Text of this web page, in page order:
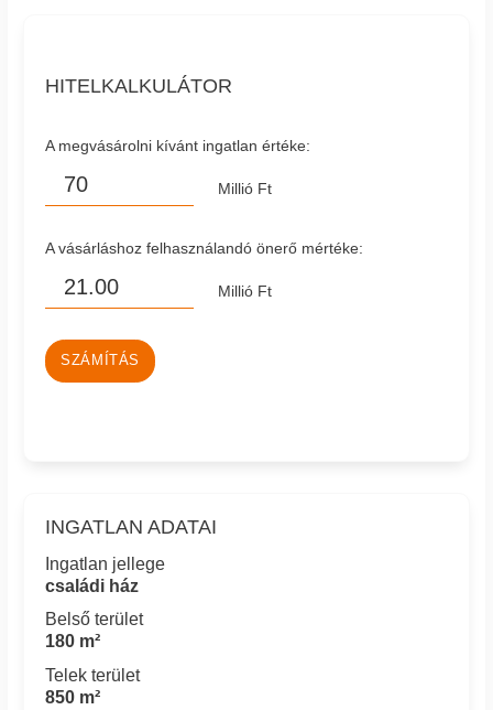
HITELKALKULÁTOR
A megvásárolni kívánt ingatlan értéke:
Millió Ft
A vásárláshoz felhasználandó önerő mértéke:
Millió Ft
SZÁMÍTÁS
INGATLAN ADATAI
Ingatlan jellege
családi ház
Belső terület
180 m²
Telek terület
850 m²